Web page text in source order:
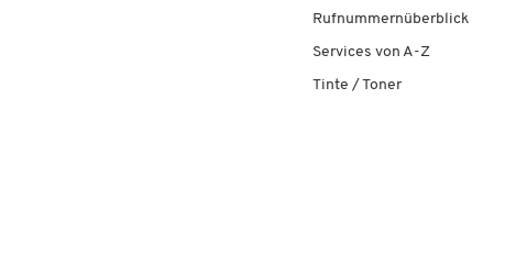
Rufnummernüberblick
Services von A-Z
Tinte / Toner